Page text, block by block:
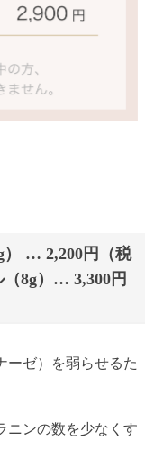
） … 2,200円（税
8g）… 3,300円
ーゼ）を弱らせるた
ニンの数を少なくす